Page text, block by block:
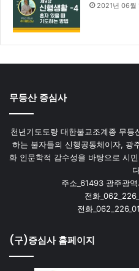
2021년 06월
무등산 증심사
천년기도도량 대한불교조계종 무
하는 불자들의 신행공동체이자, 광
화 인문학적 감수성을 바탕으로 시
주소_61493 광주광
전화
전화
(구)증심사 홈페이지